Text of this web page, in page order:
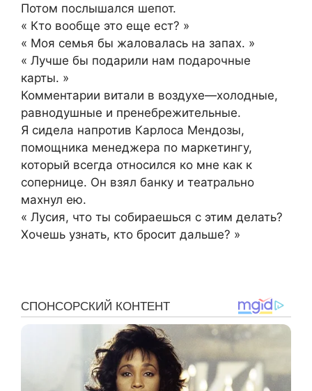
Потом послышался шепот.
« Кто вообще это еще ест? »
« Моя семья бы жаловалась на запах. »
« Лучше бы подарили нам подарочные
карты. »
Комментарии витали в воздухе—холодные,
равнодушные и пренебрежительные.
Я сидела напротив Карлоса Мендозы,
помощника менеджера по маркетингу,
который всегда относился ко мне как к
сопернице. Он взял банку и театрально
махнул ею.
« Лусия, что ты собираешься с этим делать?
Хочешь узнать, кто бросит дальше? »